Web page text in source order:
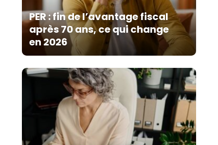
PER : fin de l’avantage fiscal
après 70 ans, ce qui change
en 2026